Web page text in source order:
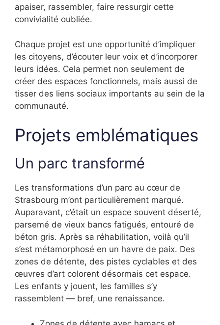
apaiser, rassembler, faire ressurgir cette
convivialité oubliée.
Chaque projet est une opportunité d’impliquer
les citoyens, d’écouter leur voix et d’incorporer
leurs idées. Cela permet non seulement de
créer des espaces fonctionnels, mais aussi de
tisser des liens sociaux importants au sein de la
communauté.
Projets emblématiques
Un parc transformé
Les transformations d’un parc au cœur de
Strasbourg m’ont particulièrement marqué.
Auparavant, c’était un espace souvent déserté,
parsemé de vieux bancs fatigués, entouré de
béton gris. Après sa réhabilitation, voilà qu’il
s’est métamorphosé en un havre de paix. Des
zones de détente, des pistes cyclables et des
œuvres d’art colorent désormais cet espace.
Les enfants y jouent, les familles s’y
rassemblent — bref, une renaissance.